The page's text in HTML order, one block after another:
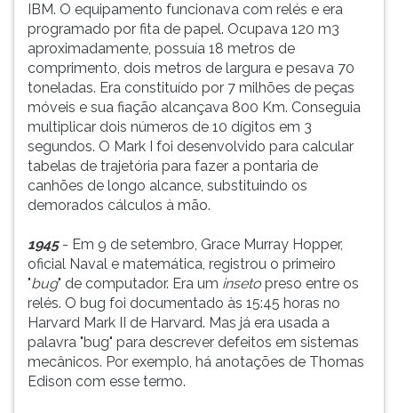
IBM. O equipamento funcionava com relés e era
programado por fita de papel. Ocupava 120 m3
aproximadamente, possuía 18 metros de
comprimento, dois metros de largura e pesava 70
toneladas. Era constituído por 7 milhões de peças
móveis e sua fiação alcançava 800 Km. Conseguia
multiplicar dois números de 10 dígitos em 3
segundos. O Mark I foi desenvolvido para calcular
tabelas de trajetória para fazer a pontaria de
canhões de longo alcance, substituindo os
demorados cálculos à mão.
1945- Em 9 de setembro, Grace Murray Hopper,
oficial Naval e matemática, registrou o primeiro
"bug" de computador. Era um inseto preso entre os
relés. O bug foi documentado às 15:45 horas no
Harvard Mark II de Harvard. Mas já era usada a
palavra "bug" para descrever defeitos em sistemas
mecânicos. Por exemplo, há anotações de Thomas
Edison com esse termo.